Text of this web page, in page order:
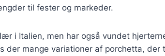
til fester og markeder.
i Italien, men har også vundet
der mange variationer af porchetta, der